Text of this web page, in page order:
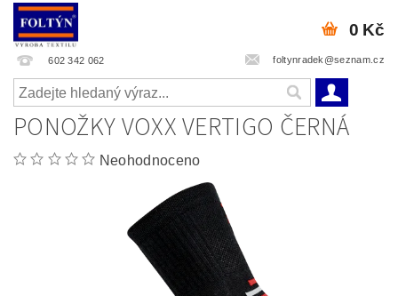
602 342 062 foltynradek@seznam.cz
0 Kč
PONOŽKY VOXX VERTIGO ČERNÁ
Neohodnoceno